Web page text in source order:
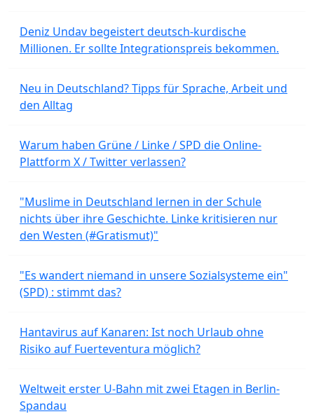
Deniz Undav begeistert deutsch-kurdische
Millionen. Er sollte Integrationspreis bekommen.
Neu in Deutschland? Tipps für Sprache, Arbeit und
den Alltag
Warum haben Grüne / Linke / SPD die Online-
Plattform X / Twitter verlassen?
"Muslime in Deutschland lernen in der Schule
nichts über ihre Geschichte. Linke kritisieren nur
den Westen (#Gratismut)"
"Es wandert niemand in unsere Sozialsysteme ein"
(SPD) : stimmt das?
Hantavirus auf Kanaren: Ist noch Urlaub ohne
Risiko auf Fuerteventura möglich?
Weltweit erster U-Bahn mit zwei Etagen in Berlin-
Spandau